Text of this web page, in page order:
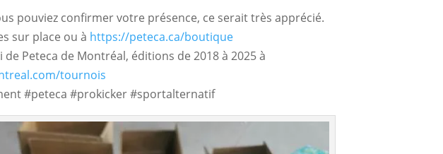
pouviez confirmer votre présence, ce serait très apprécié.
sur place ou à https://peteca.ca/boutique
Peteca de Montréal, éditions de 2018 à 2025 à
tournois
#peteca #prokicker #sportalternatif